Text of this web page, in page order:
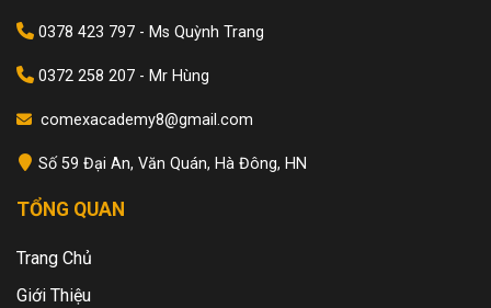
0378 423 797 - Ms Quỳnh Trang
0372 258 207 - Mr Hùng
comexacademy8@gmail.com
Số 59 Đại An, Văn Quán, Hà Đông, HN
TỔNG QUAN
Trang Chủ
Giới Thiệu